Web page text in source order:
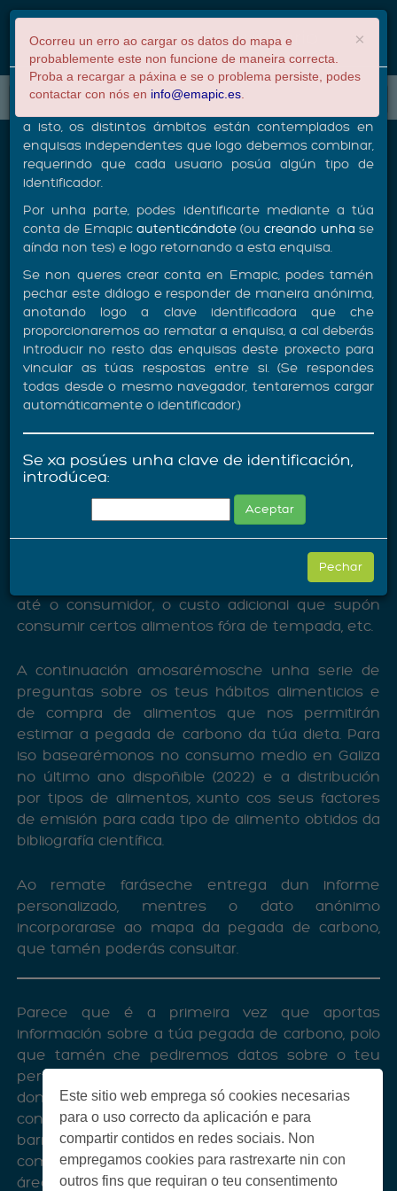
Este sitio web emprega só cookies necesarias
para o uso correcto da aplicación e para
compartir contidos en redes sociais. Non
empregamos cookies para rastrexarte nin con
outros fins que requiran o teu consentimento
Calculadora de
pegada de carbono
por consumo de
alimentos
Proxecto da UDC sobre
+
−
Calculadora de pegada de
carbono por consumo de
alimentos
vida e os hábitos de consumo e compra teñen
un impacto ambiental continuo no noso planeta:
perda da biodiversidade, mingua da calidade dos
ecosistemas pola contaminación dos solos e das
augas, danos no benestar animal... Entre todos
estes aspectos tamén está a xeración de gases
de efecto invernadoiro que contribúen ao cambio
climático, principalmente o CO₂ derivado da
produción e transporte dos distintos alimentos.
Sempre debemos lembrar que dos nosos
hábitos non só importan os tipos de produtos
que consumimos, senón tamén o envasado dos
mesmos (moitas veces excesivo), o impacto do
transporte cando percorren grandes distancias
até o consumidor, o custo adicional que supón
consumir certos alimentos fóra de tempada, etc.
A continuación amosarémosche unha serie de
preguntas sobre os teus hábitos alimenticios e
de compra de alimentos que nos permitirán
estimar a pegada de carbono da túa dieta. Para
iso basearémonos no consumo medio en Galiza
no último ano dispoñible (2022) e a distribución
por tipos de alimentos, xunto cos seus factores
de emisión para cada tipo de alimento obtidos da
bibliografía científica.
Ao remate faráseche entrega dun informe
personalizado, mentres o dato anónimo
incorporarase ao mapa da pegada de carbono,
que tamén poderás consultar.
Parece que é a primeira vez que aportas
información sobre a túa pegada de carbono, polo
que tamén che pediremos datos sobre o teu
perfil e a túa posición xeográfica (a do teu
domicilio), que non ten que ser exacta, abonda
con indicar un punto cercano (na túa rúa ou
barrio), e que nos axudará a analizar os
comportamentos da poboación nas distintas
áreas.
Identificación de usuario
Esta enquisa forma parte dun proxecto para calcular a
a isto, os distintos ámbitos están contemplados en
enquisas independentes que logo debemos combinar,
requerindo que cada usuario posúa algún tipo de
identificador.
Por unha parte, podes identificarte mediante a túa
conta de Emapic autenticándote(oucreando unha se
aínda non tes) e logo retornando a esta enquisa.
Se non queres crear conta en Emapic, podes tamén
pechar este diálogo e responder de maneira anónima,
anotando logo a clave identificadora que che
proporcionaremos ao rematar a enquisa, a cal deberás
introducir no resto das enquisas deste proxecto para
vincular as túas respostas entre si. (Se respondes
todas desde o mesmo navegador, tentaremos cargar
automáticamente o identificador.)
Se xa posúes unha clave de identificación,
introdúcea:
Aceptar
Pechar
×
Ocorreu un erro ao cargar os datos do mapa e
probablemente este non funcione de maneira correcta.
Proba a recargar a páxina e se o problema persiste, podes
contactar con nós en info@emapic.es